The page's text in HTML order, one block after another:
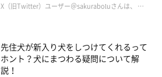
X（旧Twitter）ユーザー＠sakuraboluさんは、 …
先住犬が新入り犬をしつけてくれるって
ホント？犬にまつわる疑問について解
説！